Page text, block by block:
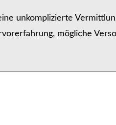
unkomplizierte
mögliche